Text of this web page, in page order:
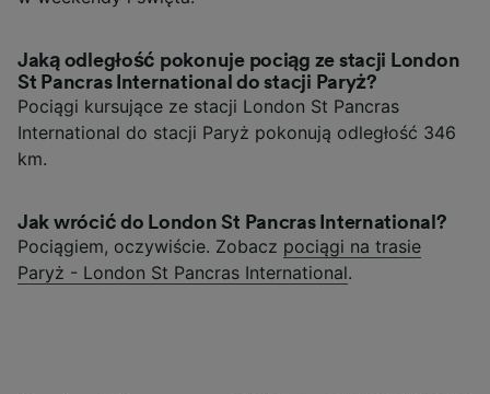
Jaką odległość pokonuje pociąg ze stacji London
St Pancras International do stacji Paryż?
Pociągi kursujące ze stacji London St Pancras
International do stacji Paryż pokonują odległość 346
km.
Jak wrócić do London St Pancras International?
Pociągiem, oczywiście. Zobacz pociągi na trasie
Paryż - London St Pancras International.